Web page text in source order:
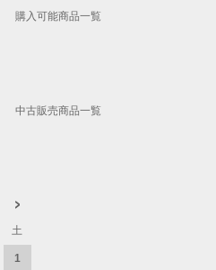
購入可能商品一覧
中古販売商品一覧
土
1